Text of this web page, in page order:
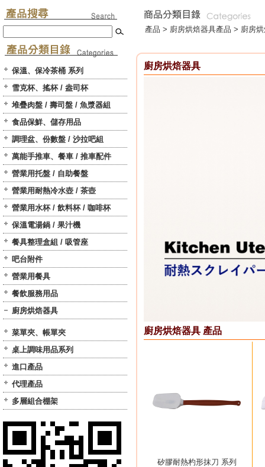
保溫、保冷茶桶 系列
雪克杯、搖杯 / 盎司杯
堆疊肉盤 / 壽司盤 / 魚漿器組
食品保鮮、儲存用品
調理盆、份數盤 / 沙拉吧組
萬能手推車、餐車 / 推車配件
營業用托盤 / 自助餐盤
營業用耐熱冷水壺 / 茶壺
營業用水杯 / 飲料杯 / 咖啡杯
保溫電湯鍋 / 果汁機
餐具整理盒組 / 吸管座
吧台附件
營業用餐具
餐飲服務用品
廚房烘焙器具
菜單夾、帳單夾
桌上調味用品系列
進口產品
代理產品
多層組合棚架
產品 > 廚房烘焙器具產品 > 廚房
廚房烘焙器具
廚房烘焙器具 產品
矽膠耐熱杓形抹刀 系列